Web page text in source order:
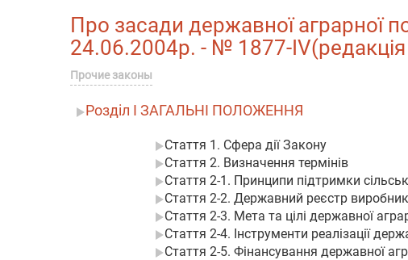
Про засади державної аграрної
24.06.2004р. - № 1877-
Прочие законы
Розділ I ЗАГАЛЬНІ ПОЛОЖЕННЯ
Стаття 1. Сфера дії Закону
Стаття 2. Визначення термінів
Стаття 2-1. Принципи підтримки
Стаття 2-2. Державний реєстр
Стаття 2-3. Мета та цілі державної
Стаття 2-4. Інструменти реалізації
Стаття 2-5. Фінансування державної